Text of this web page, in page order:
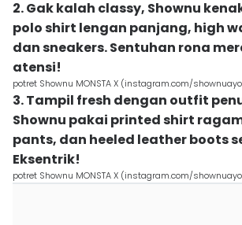
2. Gak kalah classy, Shownu
polo shirt lengan panjang, high
dan sneakers. Sentuhan rona
atensi!
potret Shownu MONSTA X (instagram.com/
3. Tampil fresh dengan outfit
Shownu pakai printed shirt
pants, dan heeled leather boots
Eksentrik!
potret Shownu MONSTA X (instagram.com/